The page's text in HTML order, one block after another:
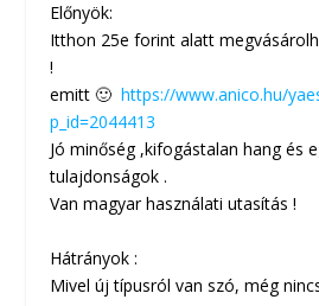
Előnyök:
Itthon 25e forint alatt
!
emitt 🙂 https://www.anico.hu/
p_id=2044413
Jó minőség ,kifogástalan hang és
tulajdonságok .
Van magyar használati utasítás !
Hátrányok :
Mivel új típusról van szó, még